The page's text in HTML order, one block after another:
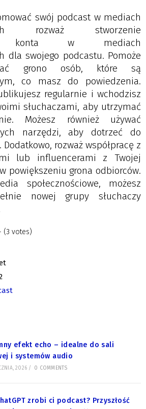
swój podcast w mediach
rozważ stworzenie
konta w mediach
dla swojego podcastu. Pomoże
grono osób, które są
co masz do powiedzenia.
regularnie i wchodzisz
słuchaczami, aby utrzymać
Możesz również używać
narzędzi, aby dotrzeć do
Dodatkowo, rozważ współpracę z
lub influencerami z Twojej
powiększeniu grona odbiorców.
społecznościowe, możesz
nowej grupy słuchaczy
(3 votes)
efekt echo – idealne do sali
i systemów audio
2026 / 0 COMMENTS
zrobi ci podcast? Przyszłość